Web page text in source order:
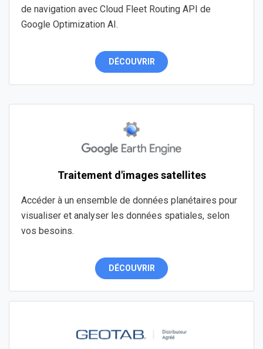
de navigation avec Cloud Fleet Routing API de
Google Optimization AI.
DÉCOUVRIR
Traitement d'images satellites
Accéder à un ensemble de données planétaires pour
visualiser et analyser les données spatiales, selon
vos besoins.
DÉCOUVRIR